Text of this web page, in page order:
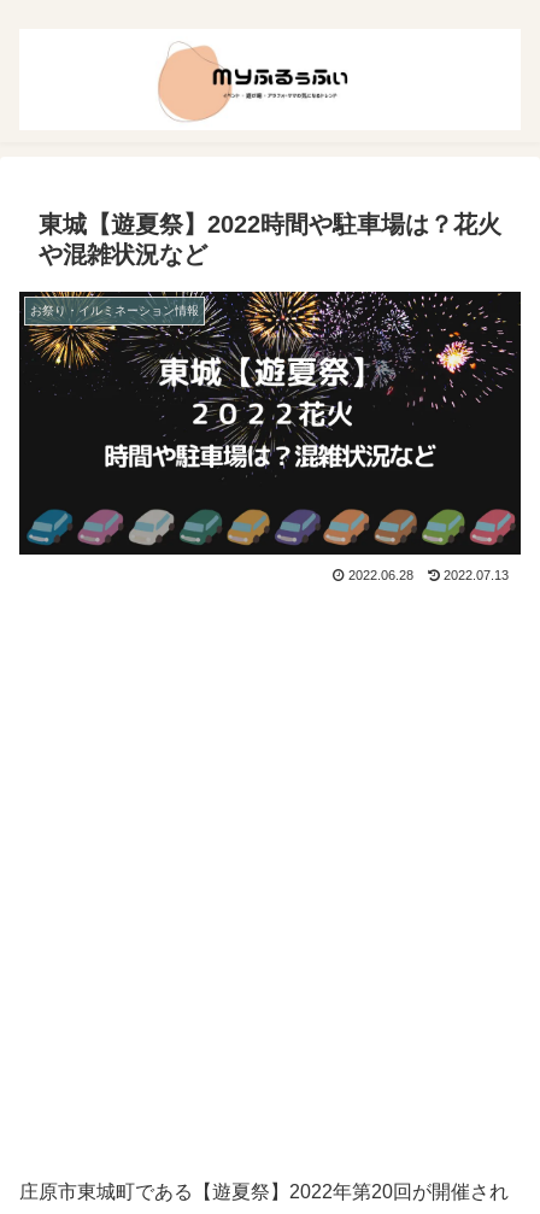
東城【遊夏祭】2022時間や駐車場は？花火
や混雑状況など
お祭り・イルミネーション情報
2022.06.28 2022.07.13
庄原市東城町である【遊夏祭】2022年第20回が開催され